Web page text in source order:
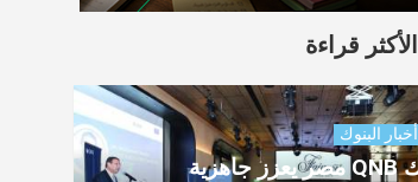
الأكثر قراءة
أخبار البنوك
بنك QNB مصر يعزز جاهزية